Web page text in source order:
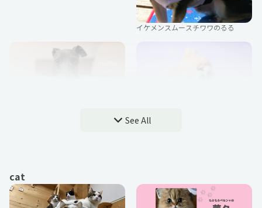
幽栖芽生
月望いろり
きさわさき
うーたんfamily
イケメンスムースチワワのるる
もふもふベイくん
ワイヤーフォックステリアのふぇい
See All
cat